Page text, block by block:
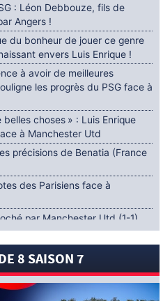
: Léon Debbouze, fils de
Angers !
du bonheur de jouer ce genre
envers Luis Enrique !
à avoir de meilleures
les progrès du PSG face à
belles choses » : Luis Enrique
à Manchester Utd
précisions de Benatia (France
des Parisiens face à
par Manchester Utd (1-1)
fixé une deadline au PSG dans
8 SAISON 7